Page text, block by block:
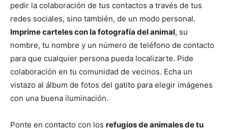
pedir la colaboración de tus contactos a través de tus
redes sociales, sino también, de un modo personal.
Imprime carteles con la fotografía del animal, su
nombre, tu nombre y un número de teléfono de contacto
para que cualquier persona pueda localizarte. Pide
colaboración en tu comunidad de vecinos. Echa un
vistazo al álbum de fotos del gatito para elegir imágenes
con una buena iluminación.
Ponte en contacto con los refugios de animales de tu